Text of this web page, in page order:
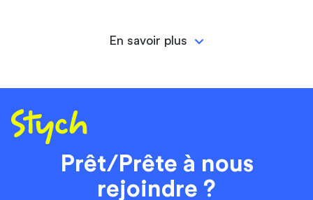
En savoir plus
Prêt/Prête à nous
rejoindre ?